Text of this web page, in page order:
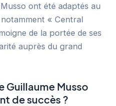
ont été adaptés au
« Central
de la portée de ses
auprès du grand
Guillaume Musso
de succès ?